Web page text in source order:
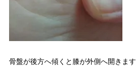
骨盤が後方へ傾くと膝が外側へ開きます